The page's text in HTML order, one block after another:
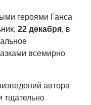
героями Ганса
22 декабря, в
всемирно
автора
тщательно